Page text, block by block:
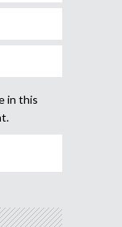
in this